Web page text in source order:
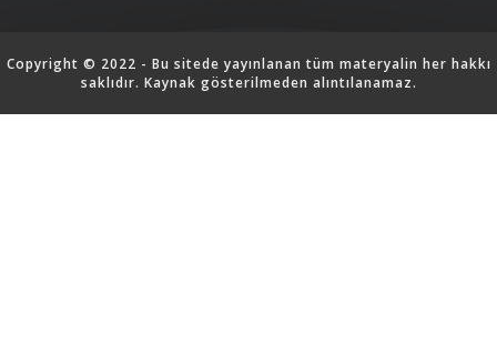
Copyright © 2022 - Bu sitede yayınlanan tüm materyalin her hakkı
saklıdır. Kaynak gösterilmeden alıntılanamaz.